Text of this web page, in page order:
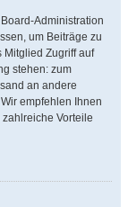
Administration
um Beiträge zu
Mitglied Zugriff auf
stehen: zum
an andere
empfehlen Ihnen
Vorteile